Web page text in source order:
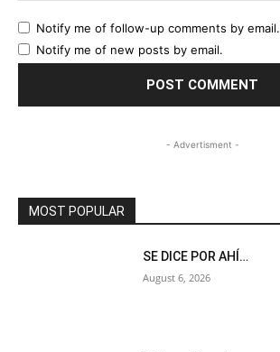
Notify me of follow-up comments by email.
Notify me of new posts by email.
- Advertisment -
MOST POPULAR
SE DICE POR AHÍ…
August 6, 2026